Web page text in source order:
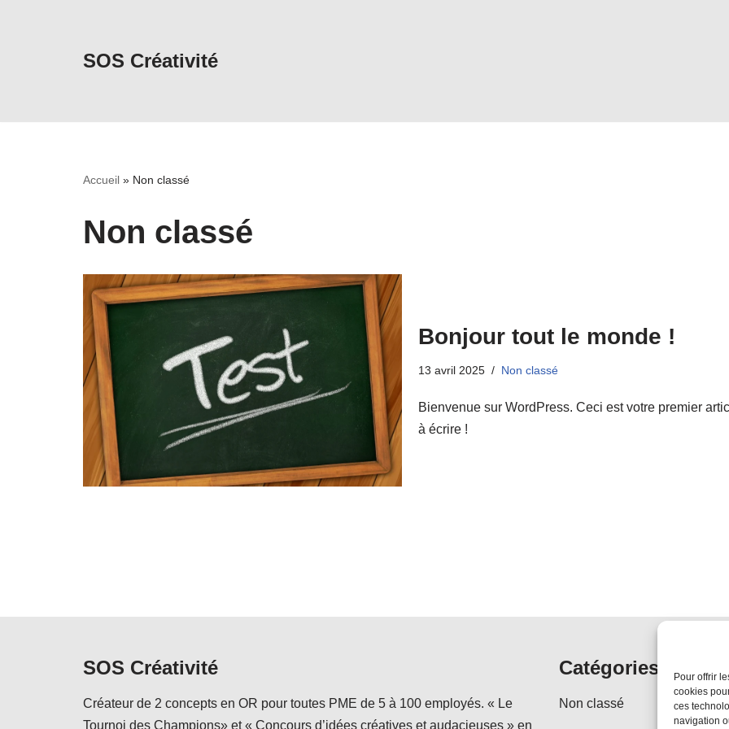
Pour offrir
cookies
ces
navigation
SOS Créativité
Accueil » Non classé
Non classé
Bonjour tout le monde !
13 avril 2025 Non classé
Bienvenue sur WordPress. Ceci est votre premier
à écrire !
SOS Créativité
Créateur de 2 concepts en OR pour toutes PME de 5 à 100 employés. « Le
Tournoi des Champions» et « Concours d’idées créatives et audacieuses » en
Catégories
Non classé